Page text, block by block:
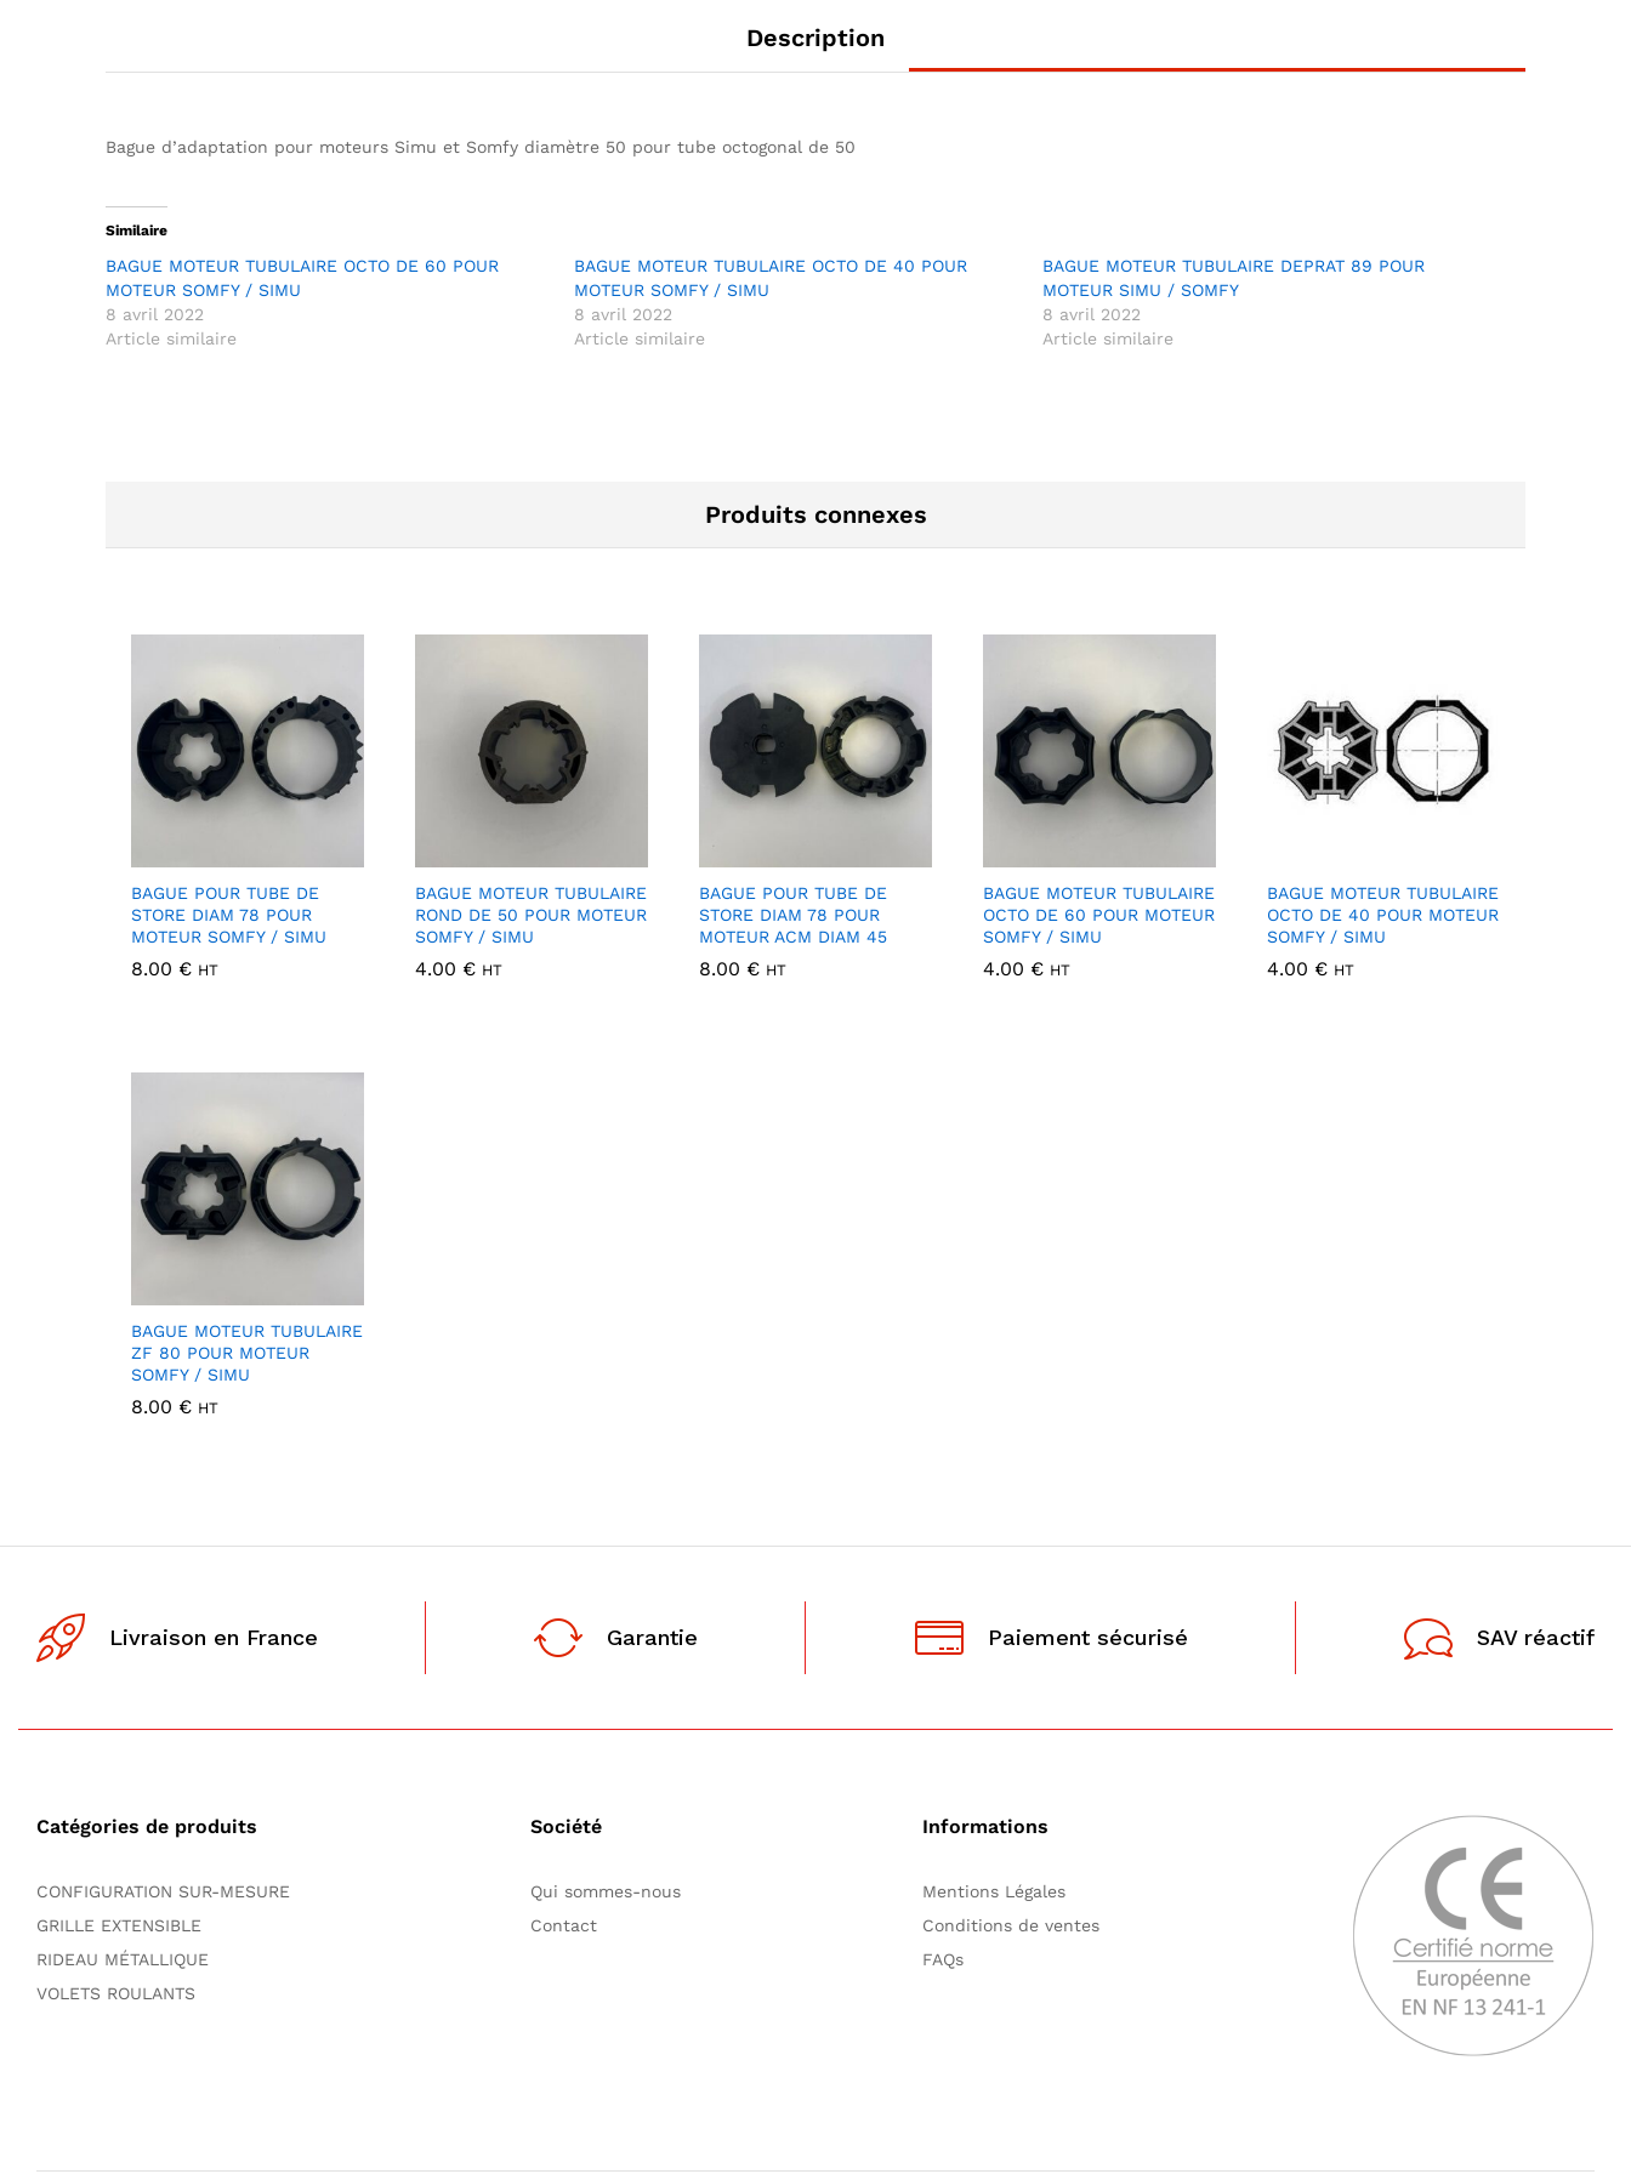
Description
Bague d’adaptation pour moteurs Simu et Somfy diamètre 50 pour tube octogonal de 50
Similaire
BAGUE MOTEUR TUBULAIRE OCTO DE 60 POUR
MOTEUR SOMFY / SIMU
8 avril 2022
Article similaire
BAGUE MOTEUR TUBULAIRE OCTO DE 40 POUR
MOTEUR SOMFY / SIMU
8 avril 2022
Article similaire
BAGUE MOTEUR TUBULAIRE DEPRAT 89 POUR
MOTEUR SIMU / SOMFY
8 avril 2022
Article similaire
Produits connexes
BAGUE POUR TUBE DE
STORE DIAM 78 POUR
MOTEUR SOMFY / SIMU
8.00 € HT
BAGUE MOTEUR TUBULAIRE
ROND DE 50 POUR MOTEUR
SOMFY / SIMU
4.00 € HT
BAGUE POUR TUBE DE
STORE DIAM 78 POUR
MOTEUR ACM DIAM 45
8.00 € HT
BAGUE MOTEUR TUBULAIRE
OCTO DE 60 POUR MOTEUR
SOMFY / SIMU
4.00 € HT
BAGUE MOTEUR TUBULAIRE
OCTO DE 40 POUR MOTEUR
SOMFY / SIMU
4.00 € HT
BAGUE MOTEUR TUBULAIRE
ZF 80 POUR MOTEUR
SOMFY / SIMU
8.00 € HT
Livraison en France Garantie Paiement sécurisé SAV réactif
Catégories de produits
CONFIGURATION SUR-MESURE
GRILLE EXTENSIBLE
RIDEAU MÉTALLIQUE
VOLETS ROULANTS
Société
Qui sommes-nous
Contact
Informations
Mentions Légales
Conditions de ventes
FAQs